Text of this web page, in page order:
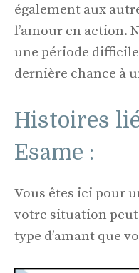
également aux
l’amour en action.
une période
dernière chance à
Histoires
Esame :
Vous êtes ici pour
votre situation
type d’amant que